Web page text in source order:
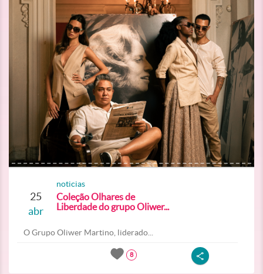
25
abr
noticias
Coleção Olhares de
Liberdade do grupo Oliwer...
O Grupo Oliwer Martino, liderado...
8